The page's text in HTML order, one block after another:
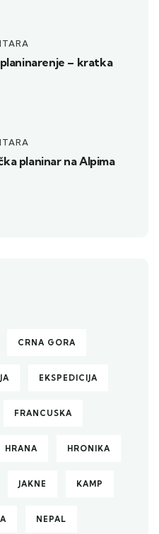
– kratka
planinar na Alpima
CRNA GORA
EKSPEDICIJA
FRANCUSKA
HRANA HRONIKA
JAKNE KAMP
NEPAL